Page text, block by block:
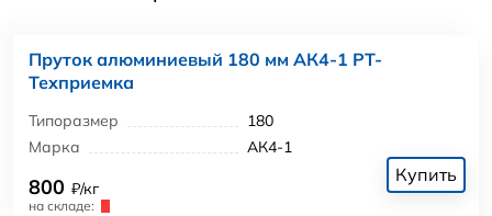
Пруток алюминиевый 180 мм АК4-1 РТ-
Техприемка
Типоразмер
180
Марка
АК4-1
800 ₽/кг
на складе:
Купить